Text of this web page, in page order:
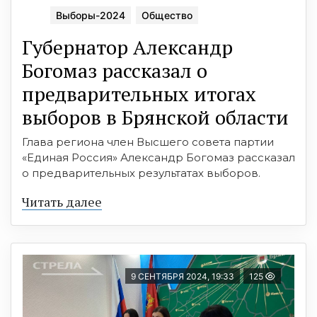
Выборы-2024 Общество
Губернатор Александр
Богомаз рассказал о
предварительных итогах
выборов в Брянской области
Глава региона член Высшего совета партии
«Единая Россия» Александр Богомаз рассказал
о предварительных результатах выборов.
Читать далее
9 СЕНТЯБРЯ 2024, 19:33 125